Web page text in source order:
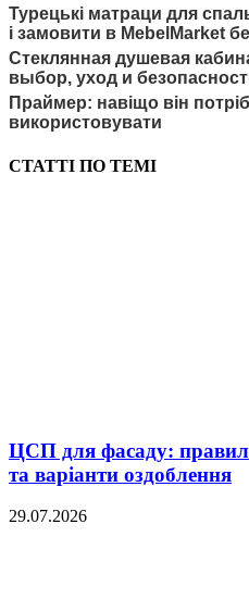
Турецькі матраци для
і замовити в MebelMarket
Стеклянная душевая
выбор, уход и
Праймер: навіщо він
використовувати
СТАТТІ ПО ТЕМІ
ЦСП для фасаду:
та варіанти оздоблення
29.07.2026